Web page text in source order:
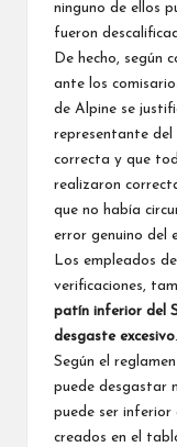
ninguno de ellos
fueron
De hecho, según
ante los
de Alpine se
representante del
correcta y que
realizaron
que no había
error genuino del
Los empleados
verificaciones,
patín inferior del
desgaste excesivo.
Según el
puede desgastar
puede ser inferior
creados en el